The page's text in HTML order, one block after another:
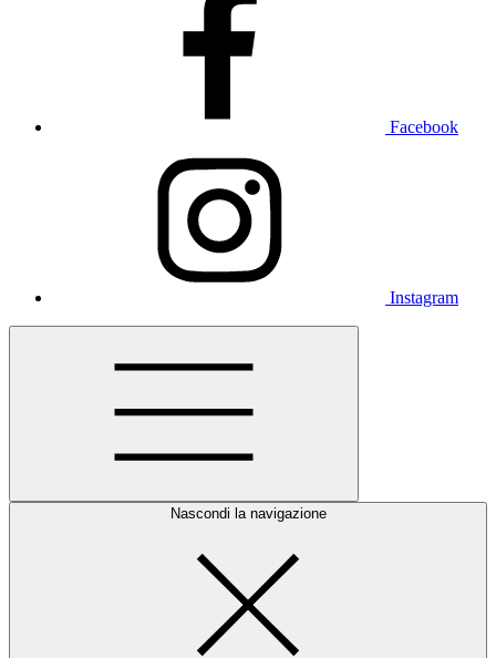
Facebook
Instagram
Nascondi la navigazione